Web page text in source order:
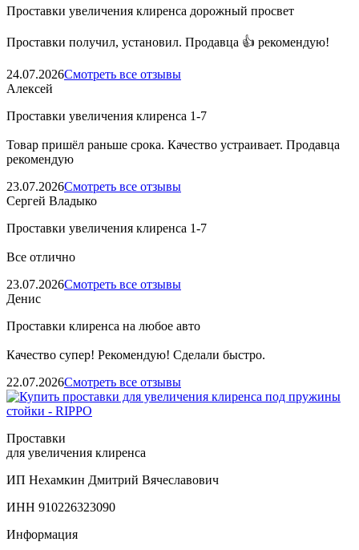
Проставки увеличения клиренса дорожный просвет
Проставки получил, установил. Продавца 👍 рекомендую!
24.07.2026Смотреть все отзывы
Алексей
Проставки увеличения клиренса 1-7
Товар пришёл раньше срока. Качество устраивает. Продавца
рекомендую
23.07.2026Смотреть все отзывы
Сергей Владыко
Проставки увеличения клиренса 1-7
Все отлично
23.07.2026Смотреть все отзывы
Денис
Проставки клиренса на любое авто
Качество супер! Рекомендую! Сделали быстро.
22.07.2026Смотреть все отзывы
Проставки
для увеличения клиренса
ИП Нехамкин Дмитрий Вячеславович
ИНН 910226323090
Информация